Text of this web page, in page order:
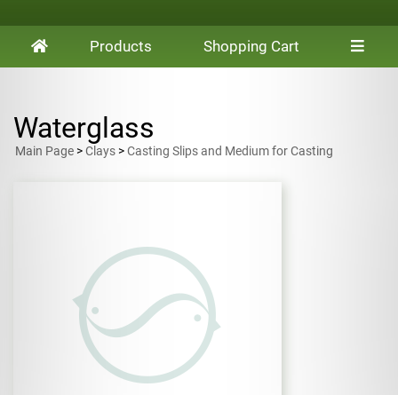
Products Shopping Cart
Waterglass
Main Page >Clays >Casting Slips and Medium for Casting